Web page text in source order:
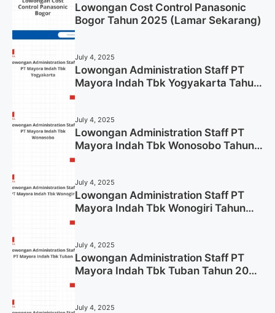
Lowongan Cost Control Panasonic
Bogor Tahun 2025 (Lamar Sekarang)
July 4, 2025
Lowongan Administration Staff PT
Mayora Indah Tbk Yogyakarta Tahun
July 4, 2025
Lowongan Administration Staff PT
Mayora Indah Tbk Wonosobo Tahun
July 4, 2025
Lowongan Administration Staff PT
Mayora Indah Tbk Wonogiri Tahun
July 4, 2025
Lowongan Administration Staff PT
Mayora Indah Tbk Tuban Tahun 2025
July 4, 2025